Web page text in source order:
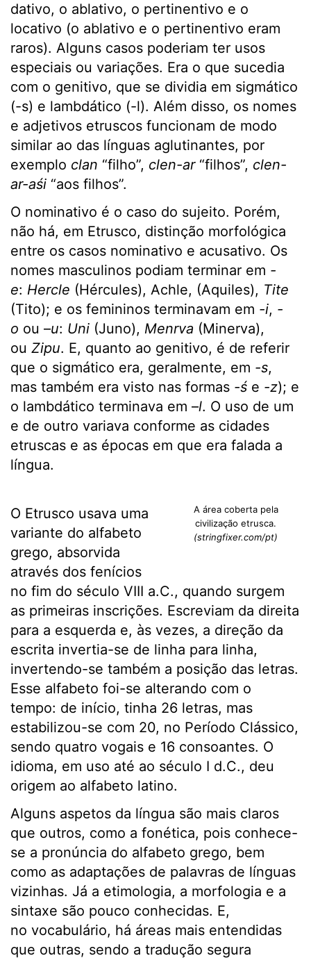
dativo, o ablativo, o pertinentivo e o
locativo (o ablativo e o pertinentivo eram
raros). Alguns casos poderiam ter usos
especiais ou variações. Era o que sucedia
com o genitivo, que se dividia em sigmático
(-s) e lambdático (-l). Além disso, os nomes
e adjetivos etruscos funcionam de modo
similar ao das línguas aglutinantes, por
exemplo clan “filho”, clen-ar“filhos”, clen-
ar-aśi “aos filhos”.
O nominativo é o caso do sujeito. Porém,
não há, em Etrusco, distinção morfológica
entre os casos nominativo e acusativo. Os
nomes masculinos podiam terminar em -
e: Hercle (Hércules), Achle, (Aquiles), Tite
(Tito); e os femininos terminavam em -i, -
o ou –u: Uni (Juno), Menrva (Minerva),
ou Zipu. E, quanto ao genitivo, é de referir
que o sigmático era, geralmente, em -s,
mas também era visto nas formas -ś e -z); e
o lambdático terminava em –l. O uso de um
e de outro variava conforme as cidades
etruscas e as épocas em que era falada a
língua.
A área coberta pela
civilização etrusca.
(stringfixer.com/pt)
O Etrusco usava uma
variante do alfabeto
grego, absorvida
através dos fenícios
no fim do século VIII a.C., quando surgem
as primeiras inscrições. Escreviam da direita
para a esquerda e, às vezes, a direção da
escrita invertia-se de linha para linha,
invertendo-se também a posição das letras.
Esse alfabeto foi-se alterando com o
tempo: de início, tinha 26 letras, mas
estabilizou-se com 20, no Período Clássico,
sendo quatro vogais e 16 consoantes. O
idioma, em uso até ao século I d.C., deu
origem ao alfabeto latino.
Alguns aspetos da língua são mais claros
que outros, como a fonética, pois conhece-
se a pronúncia do alfabeto grego, bem
como as adaptações de palavras de línguas
vizinhas. Já a etimologia, a morfologia e a
sintaxe são pouco conhecidas. E,
no vocabulário, há áreas mais entendidas
que outras, sendo a tradução segura